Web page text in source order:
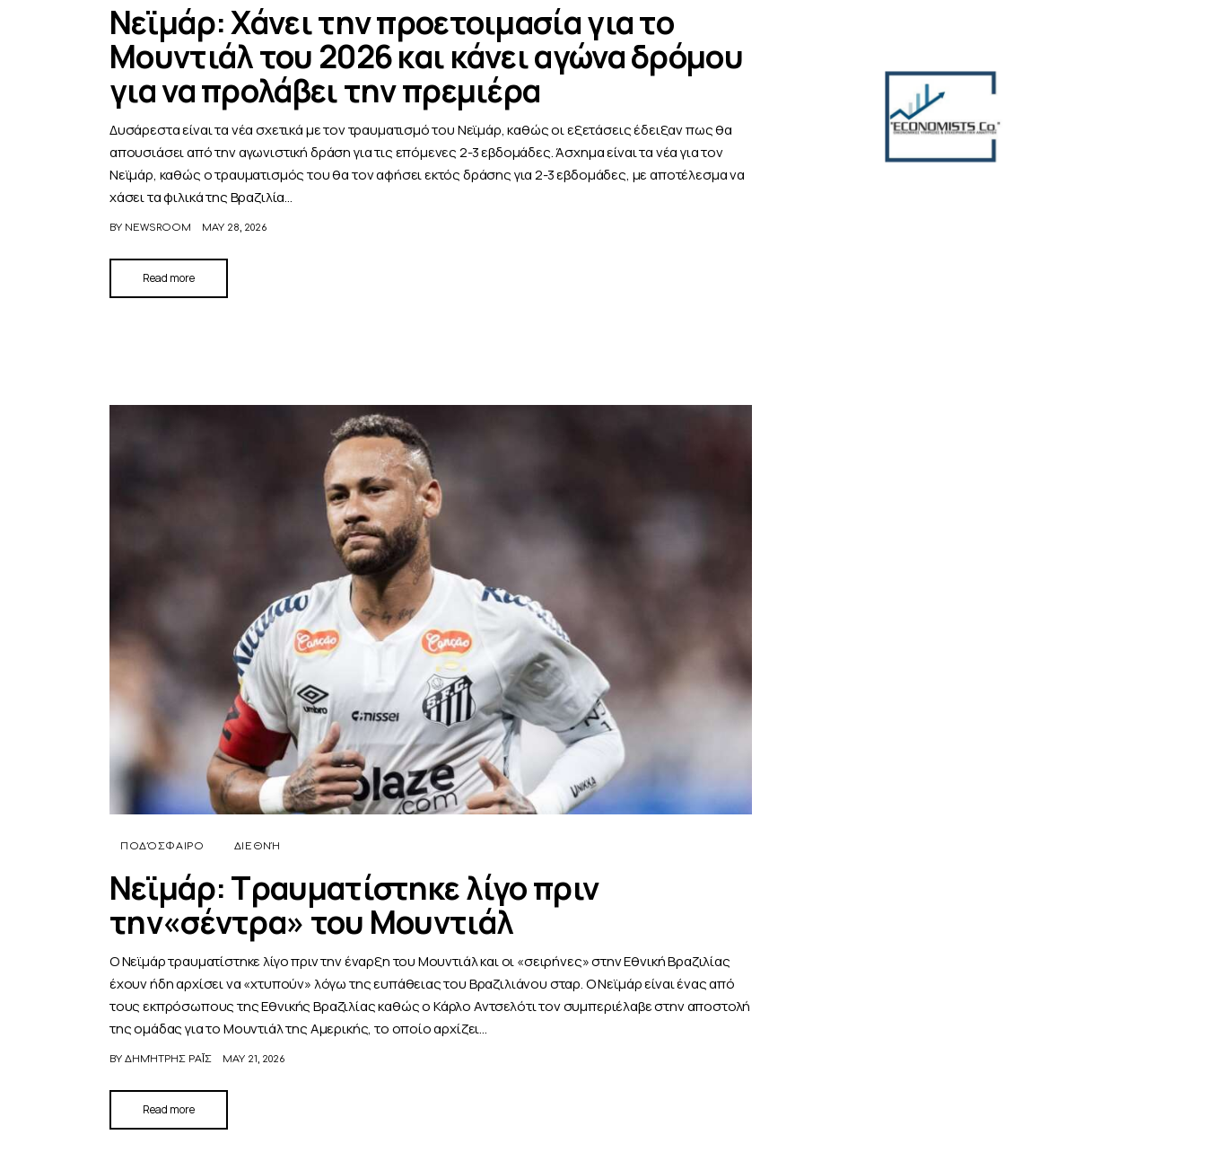
Νεϊμάρ: Χάνει την προετοιμασία για το
Μουντιάλ του 2026 και κάνει αγώνα δρόμου
για να προλάβει την πρεμιέρα
Δυσάρεστα είναι τα νέα σχετικά με τον τραυματισμό του Νεϊμάρ, καθώς οι εξετάσεις έδειξαν πως θα
απουσιάσει από την αγωνιστική δράση για τις επόμενες 2-3 εβδομάδες. Άσχημα είναι τα νέα για τον
Νεϊμάρ, καθώς ο τραυματισμός του θα τον αφήσει εκτός δράσης για 2-3 εβδομάδες, με αποτέλεσμα να
χάσει τα φιλικά της Βραζιλία…
BY NEWSROOM MAY 28, 2026
Read more
ΠΟΔΌΣΦΑΙΡΟ ΔΙΕΘΝΉ
Νεϊμάρ: Τραυματίστηκε λίγο πριν
την«σέντρα» του Μουντιάλ
Ο Νεϊμάρ τραυματίστηκε λίγο πριν την έναρξη του Μουντιάλ και οι «σειρήνες» στην Εθνική Βραζιλίας
έχουν ήδη αρχίσει να «χτυπούν» λόγω της ευπάθειας του Βραζιλιάνου σταρ. Ο Νεϊμάρ είναι ένας από
τους εκπρόσωπους της Εθνικής Βραζιλίας καθώς ο Κάρλο Αντσελότι τον συμπεριέλαβε στην αποστολή
της ομάδας για το Μουντιάλ της Αμερικής, το οποίο αρχίζει…
BY ΔΗΜΉΤΡΗΣ ΡΑΪ́Σ MAY 21, 2026
Read more